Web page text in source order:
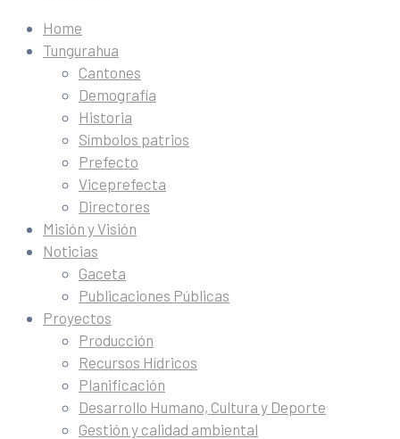
Home
Tungurahua
Cantones
Demografía
Historia
Símbolos patrios
Prefecto
Viceprefecta
Directores
Misión y Visión
Noticias
Gaceta
Publicaciones Públicas
Proyectos
Producción
Recursos Hídricos
Planificación
Desarrollo Humano, Cultura y Deporte
Gestión y calidad ambiental